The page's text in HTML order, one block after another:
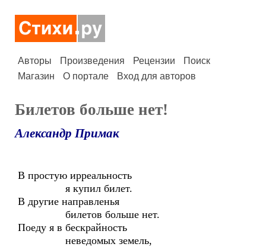
Авторы Произведения Рецензии
Поиск
Магазин
О портале Вход для авторов
Билетов больше нет!
Александр Примак
В простую ирреальность
я купил билет.
В другие направленья
билетов больше нет.
Поеду я в бескрайность
неведомых земель,